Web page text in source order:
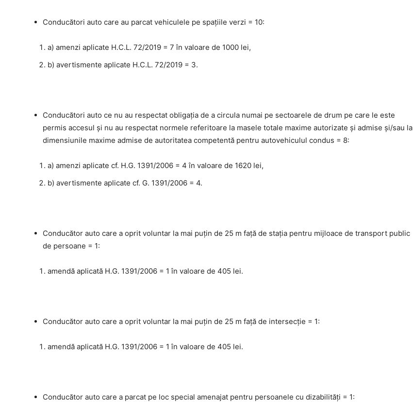
Conducători auto care au parcat vehiculele pe spațiile verzi = 10:
a) amenzi aplicate H.C.L. 72/2019 = 7 în valoare de 1000 lei,
b) avertismente aplicate H.C.L. 72/2019 = 3.
Conducători auto ce nu au respectat obligaţia de a circula numai pe sectoarele de drum pe care le este
permis accesul şi nu au respectat normele referitoare la masele totale maxime autorizate şi admise şi/sau la
dimensiunile maxime admise de autoritatea competentă pentru autovehiculul condus = 8:
a) amenzi aplicate cf. H.G. 1391/2006 = 4 în valoare de 1620 lei,
b) avertismente aplicate cf. G. 1391/2006 = 4.
Conducător auto care a oprit voluntar la mai puţin de 25 m faţă de staţia pentru mijloace de transport public
de persoane = 1:
amendă aplicată H.G. 1391/2006 = 1 în valoare de 405 lei.
Conducător auto care a oprit voluntar la mai puţin de 25 m faţă de intersecție = 1:
amendă aplicată H.G. 1391/2006 = 1 în valoare de 405 lei.
Conducător auto care a parcat pe loc special amenajat pentru persoanele cu dizabilităţi = 1: